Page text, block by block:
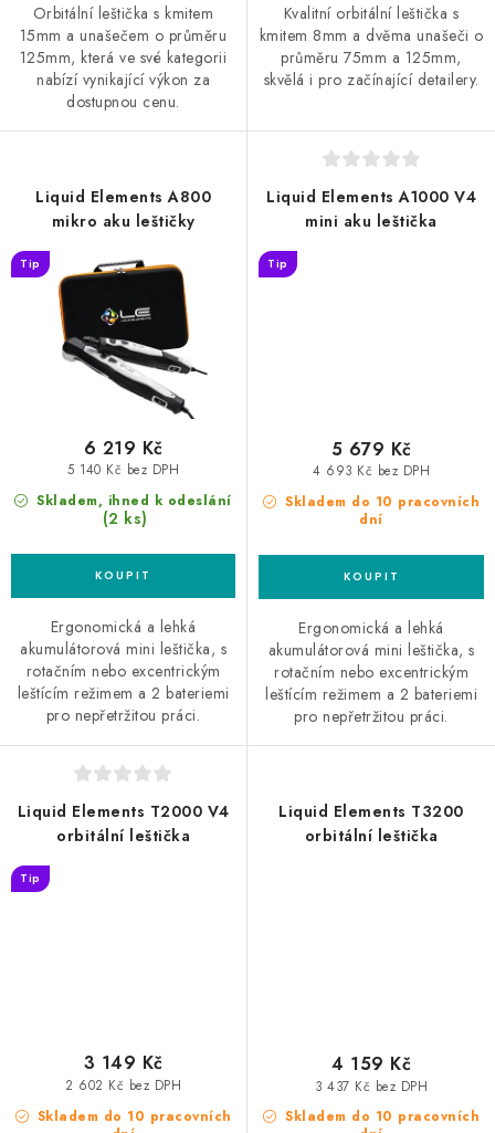
Orbitální leštička s kmitem
15mm a unašečem o průměru
125mm, která ve své kategorii
nabízí vynikající výkon za
dostupnou cenu.
Kvalitní orbitální leštička s
kmitem 8mm a dvěma unašeči o
průměru 75mm a 125mm,
skvělá i pro začínající detailery.
Liquid Elements A800
mikro aku leštičky
Tip
Skladem, ihned k odeslání
(2 ks)
5 140 Kč bez DPH
6 219 Kč
Ergonomická a lehká
akumulátorová mini leštička, s
rotačním nebo excentrickým
leštícím režimem a 2 bateriemi
pro nepřetržitou práci.
Liquid Elements A1000 V4
mini aku leštička
Tip
Skladem do 10 pracovních
dní
4 693 Kč bez DPH
5 679 Kč
Ergonomická a lehká
akumulátorová mini leštička, s
rotačním nebo excentrickým
leštícím režimem a 2 bateriemi
pro nepřetržitou práci.
Liquid Elements T2000 V4
orbitální leštička
Tip
Skladem do 10 pracovních
2 602 Kč bez DPH
3 149 Kč
Liquid Elements T3200
orbitální leštička
Skladem do 10 pracovních
3 437 Kč bez DPH
4 159 Kč